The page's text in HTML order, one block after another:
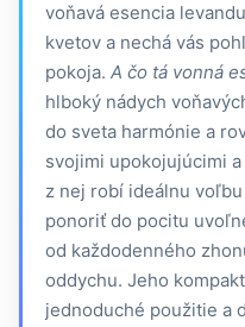
voňavá esencia
kvetov a nechá vás
pokoja. A čo tá vonná
hlboký nádych
do sveta harmónie a
svojimi upokojujúcimi
z nej robí ideálnu
ponoriť do pocitu
od každodenného
oddychu. Jeho
jednoduché použitie a